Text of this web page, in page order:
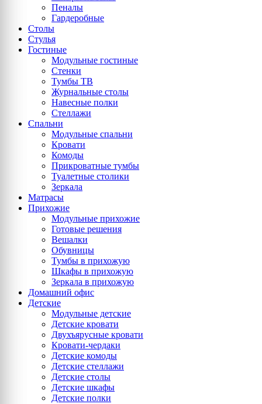
Пеналы
Гардеробные
Столы
Стулья
Гостиные
Модульные гостиные
Стенки
Тумбы ТВ
Журнальные столы
Навесные полки
Стеллажи
Спальни
Модульные спальни
Кровати
Комоды
Прикроватные тумбы
Туалетные столики
Зеркала
Матрасы
Прихожие
Модульные прихожие
Готовые решения
Вешалки
Обувницы
Тумбы в прихожую
Шкафы в прихожую
Зеркала в прихожую
Домашний офис
Детские
Модульные детские
Детские кровати
Двухъярусные кровати
Кровати-чердаки
Детские комоды
Детские стеллажи
Детские столы
Детские шкафы
Детские полки